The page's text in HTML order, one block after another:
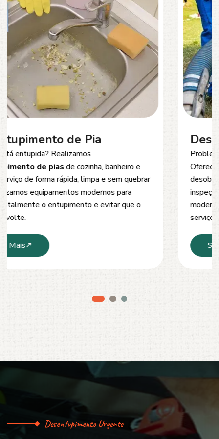
Desentupimento de Esgoto
Problemas comentupimento de esgoto
Oferecemos soluções rápidas e eficientes para
desobstrução de redes de esgoto, caixas de
inspeção e tubulações. Utilizamos equipamentos
modernos e técnicas seguras que garantem um
serviço limpo, ágil e sem danos à estrutura.
Saiba Mais
Desentupimento Urgente